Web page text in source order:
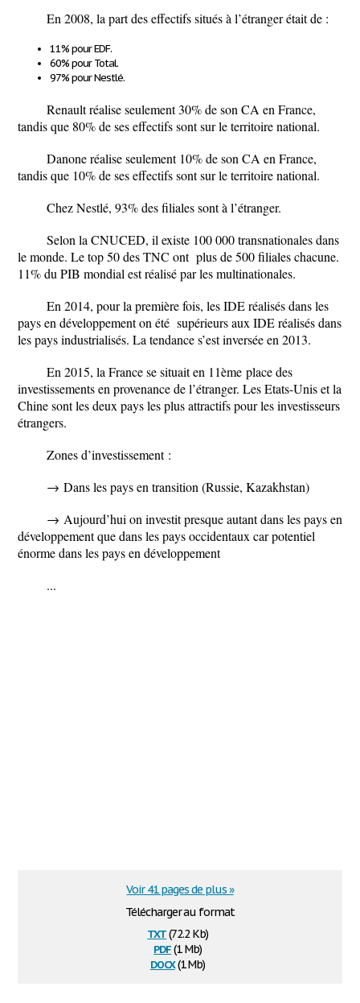
En 2008, la part deseffectifssitués à l’étranger était de :
11%pour EDF.
60%pour Total.
97%pour Nestlé.
Renaultréalise seulement30%de son CA en France,
tandis que 80%de seseffectifssont sur le territoire national.
Danoneréalise seulement 10%de son CA en France,
tandis que 10%de seseffectifssont sur le territoire national.
ChezNestlé, 93%desfilialessont à l’étranger.
Selon la CNUCED, il existe 100 000 transnationales dans
le monde. Le top 50 des TNC ont plus de 500 filiales chacune.
11% du PIB mondial est réalisé par les multinationales.
En 2014, pour la première fois, les IDE réalisés dans les
pays en développementon été supérieursaux IDE réalisés dans
les pays industrialisés. La tendance s’est inversée en 2013.
En 2015, la France se situait en 11ème place des
investissementsen provenance de l’étranger. LesEtats-Unis et la
Chinesont les deux pays les plus attractifspour les investisseurs
étrangers.
Zones d’investissement :
→ Dans les pays en transition (Russie, Kazakhstan)
→ Aujourd’hui on investit presque autant dans les pays en
développement que dans les pays occidentaux car potentiel
énorme dans les pays en développement
...
Télécharger au format
txt(72.2 Kb)
pdf(1 Mb)
docx(1 Mb)
Voir 41 pages de plus »